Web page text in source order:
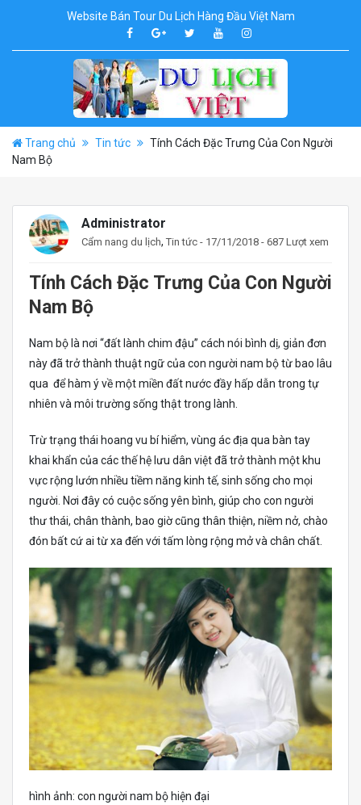
Website Bán Tour Du Lịch Hàng Đầu Việt Nam
Trang chủ Tin tức
Tính Cách Đặc Trưng Của Con Người
Nam Bộ
Administrator
Cẩm nang du lịch, Tin tức - 17/11/2018 - 687 Lượt xem
Tính Cách Đặc Trưng Của Con Người
Nam Bộ
Nam bộ là nơi “đất lành chim đậu” cách nói bình dị, giản đơn
này đã trở thành thuật ngữ của con người nam bộ từ bao lâu
qua để hàm ý về một miền đất nước đầy hấp dẫn trong tự
nhiên và môi trường sống thật trong lành.
Trừ trạng thái hoang vu bí hiểm, vùng ác địa qua bàn tay
khai khẩn của các thế hệ lưu dân việt đã trở thành một khu
vực rộng lướn nhiều tiềm năng kinh tế, sinh sống cho mọi
người. Nơi đây có cuộc sống yên bình, giúp cho con người
thư thái, chân thành, bao giờ cũng thân thiện, niềm nở, chào
đón bất cứ ai từ xa đến với tấm lòng rộng mở và chân chất.
hình ảnh: con người nam bộ hiện đại